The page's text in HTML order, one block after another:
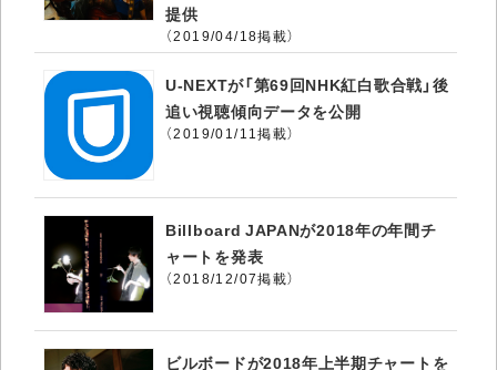
提供
（2019/04/18掲載）
U-NEXTが「第69回NHK紅白歌合戦」後
追い視聴傾向データを公開
（2019/01/11掲載）
Billboard JAPANが2018年の年間チ
ャートを発表
（2018/12/07掲載）
ビルボードが2018年上半期チャートを